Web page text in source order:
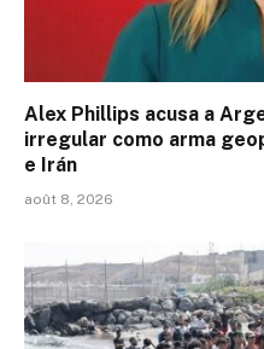
Alex Phillips acusa a
irregular como arma
e Irán
août 8, 2026